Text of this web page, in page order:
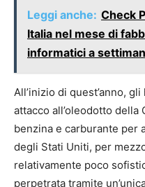
Leggi anche: Check
Italia nel mese di
informatici a
All’inizio di quest’anno,
attacco all’oleodotto
benzina e carburante per
degli Stati Uniti, per
relativamente poco
perpetrata tramite